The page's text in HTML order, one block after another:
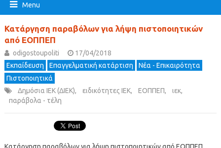
Menu
Κατάργηση παραβόλων για λήψη πιστοποιητικών
από ΕΟΠΠΕΠ
odigostoupoliti
17/04/2018
Εκπαίδευση
Επαγγελματική κατάρτιση
Νέα - Επικαιρότητα
Πιστοποιητικά
Δημόσια ΙΕΚ (ΔΙΕΚ), ειδικότητες ΙΕΚ, ΕΟΠΠΕΠ, ιεκ,
παράβολα - τέλη
Κατάργηση παραβόλων για λήψη πιστοποιητικών από ΕΟΠΠΕΠ